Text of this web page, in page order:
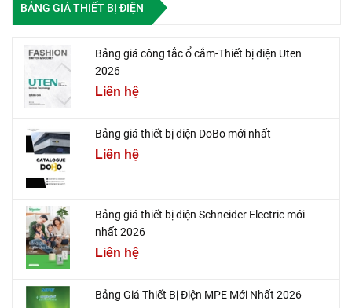
BẢNG GIÁ THIẾT BỊ ĐIỆN
Bảng giá công tắc ổ cắm-Thiết bị điện Uten
2026
Liên hệ
Bảng giá thiết bị điện DoBo mới nhất
Liên hệ
Bảng giá thiết bị điện Schneider Electric mới
nhất 2026
Liên hệ
Bảng Giá Thiết Bị Điện MPE Mới Nhất 2026